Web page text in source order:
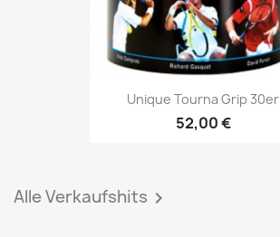
Unique Tourna Grip 30er
52,00 €
Alle Verkaufshits 